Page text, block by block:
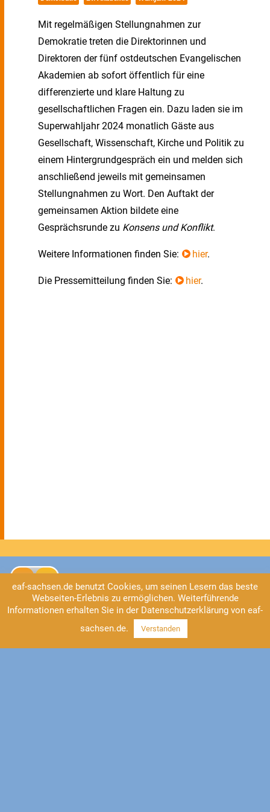
Mit regelmäßigen Stellungnahmen zur
Demokratie treten die Direktorinnen und
Direktoren der fünf ostdeutschen Evangelischen
Akademien ab sofort öffentlich für eine
differenzierte und klare Haltung zu
gesellschaftlichen Fragen ein. Dazu laden sie im
Superwahljahr 2024 monatlich Gäste aus
Gesellschaft, Wissenschaft, Kirche und Politik zu
einem Hintergrundgespräch ein und melden sich
anschließend jeweils mit gemeinsamen
Stellungnahmen zu Wort. Den Auftakt der
gemeinsamen Aktion bildete eine
Gesprächsrunde zu Konsens und Konflikt.
Weitere Informationen finden Sie: hier.
Die Pressemitteilung finden Sie: hier.
eaf-sachsen.de benutzt Cookies, um seinen Lesern das beste
Webseiten-Erlebnis zu ermöglichen. Weiterführende
Informationen erhalten Sie in der Datenschutzerklärung von eaf-
sachsen.de.
Verstanden